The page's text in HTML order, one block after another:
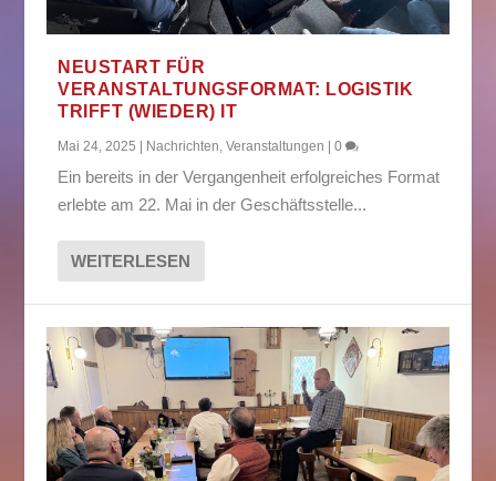
NEUSTART FÜR
VERANSTALTUNGSFORMAT: LOGISTIK
TRIFFT (WIEDER) IT
Mai 24, 2025 | Nachrichten ,Veranstaltungen |0
Ein bereits in der Vergangenheit erfolgreiches Format
erlebte am 22. Mai in der Geschäftsstelle...
WEITERLESEN